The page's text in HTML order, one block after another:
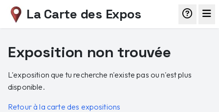
La Carte des Expos
Exposition non trouvée
L'exposition que tu recherche n'existe pas ou n'est plus
disponible.
Retour à la carte des expositions